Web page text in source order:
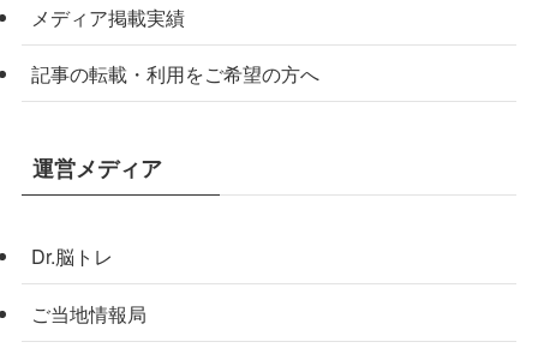
メディア掲載実績
記事の転載・利用をご希望の方へ
運営メディア
Dr.脳トレ
ご当地情報局